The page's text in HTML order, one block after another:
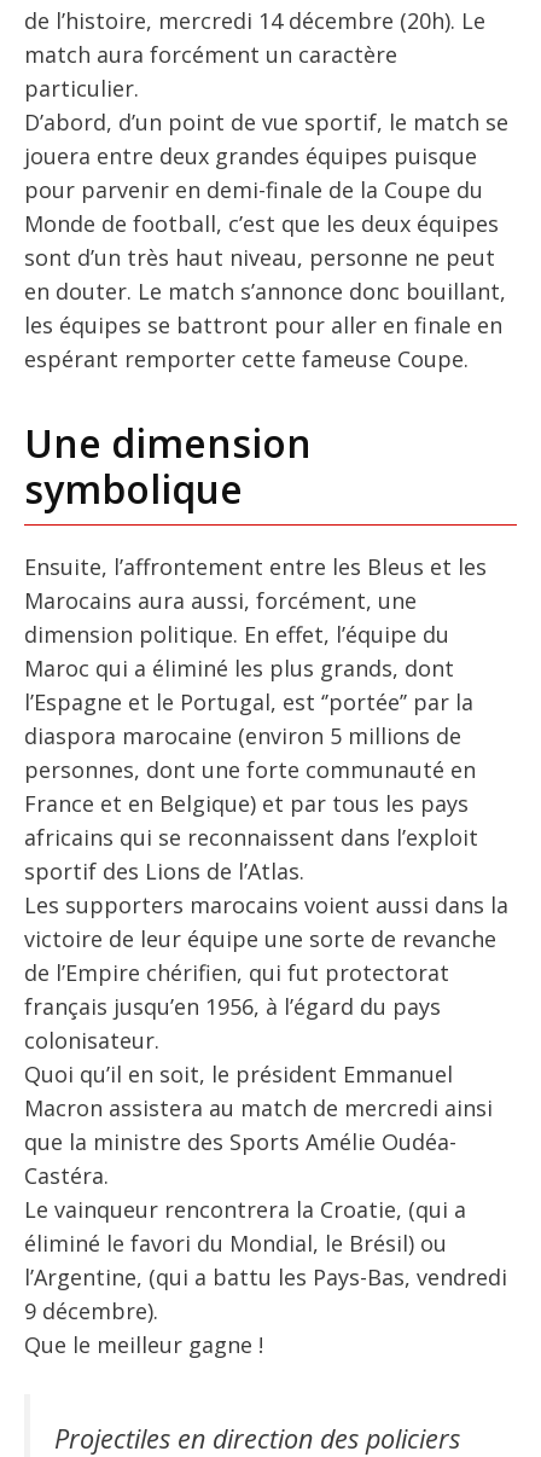
de l’histoire, mercredi 14 décembre (20h). Le
match aura forcément un caractère
particulier.
D’abord, d’un point de vue sportif, le match se
jouera entre deux grandes équipes puisque
pour parvenir en demi-finale de la Coupe du
Monde de football, c’est que les deux équipes
sont d’un très haut niveau, personne ne peut
en douter. Le match s’annonce donc bouillant,
les équipes se battront pour aller en finale en
espérant remporter cette fameuse Coupe.
Une dimension
symbolique
Ensuite, l’affrontement entre les Bleus et les
Marocains aura aussi, forcément, une
dimension politique. En effet, l’équipe du
Maroc qui a éliminé les plus grands, dont
l’Espagne et le Portugal, est ‘’portée’’ par la
diaspora marocaine (environ 5 millions de
personnes, dont une forte communauté en
France et en Belgique) et par tous les pays
africains qui se reconnaissent dans l’exploit
sportif des Lions de l’Atlas.
Les supporters marocains voient aussi dans la
victoire de leur équipe une sorte de revanche
de l’Empire chérifien, qui fut protectorat
français jusqu’en 1956, à l’égard du pays
colonisateur.
Quoi qu’il en soit, le président Emmanuel
Macron assistera au match de mercredi ainsi
que la ministre des Sports Amélie Oudéa-
Castéra.
Le vainqueur rencontrera la Croatie, (qui a
éliminé le favori du Mondial, le Brésil) ou
l’Argentine, (qui a battu les Pays-Bas, vendredi
9 décembre).
Que le meilleur gagne !
Projectiles en direction des policiers